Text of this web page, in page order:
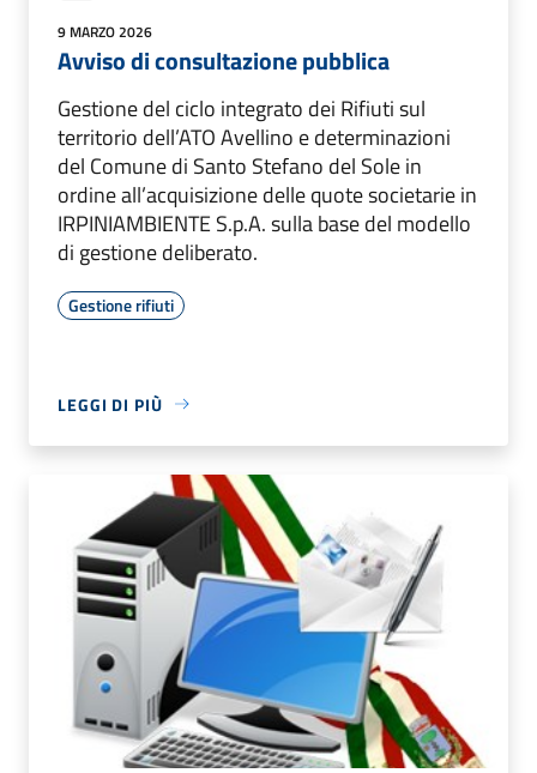
9 MARZO 2026
Avviso di consultazione pubblica
Gestione del ciclo integrato dei Rifiuti sul
territorio dell’ATO Avellino e determinazioni
del Comune di Santo Stefano del Sole in
ordine all’acquisizione delle quote societarie in
IRPINIAMBIENTE S.p.A. sulla base del modello
di gestione deliberato.
Gestione rifiuti
LEGGI DI PIÙ